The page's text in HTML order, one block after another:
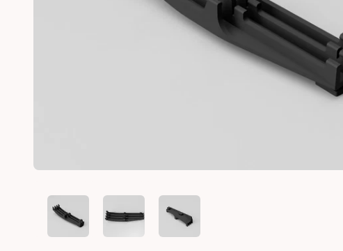
FIAT PANDA 141 IGNITION CABLE SPARK PLUG HOLDER CLIP
FIAT PANDA 141 IGNITION CABLE SPARK PLUG
FIAT PANDA 141 IGNITION CABLE